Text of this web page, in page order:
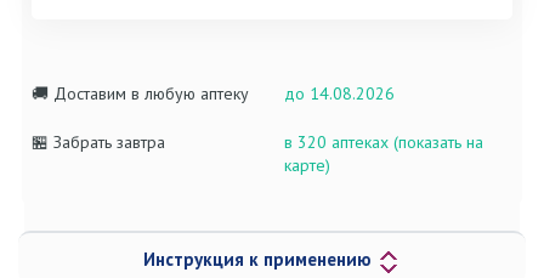
🚚 Доставим в любую аптеку до 14.08.2026
🏪 Забрать завтра
в 320 аптеках (показать на
карте)
Инструкция к применению